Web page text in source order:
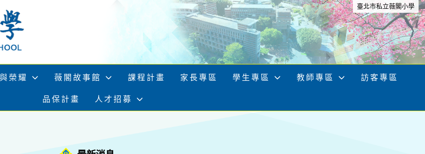
臺北市私立薇閣小學
榮耀 薇閣故事館 課程計畫 家長專區 學生專區 教師專區 訪客專區
品保計畫 人才招募